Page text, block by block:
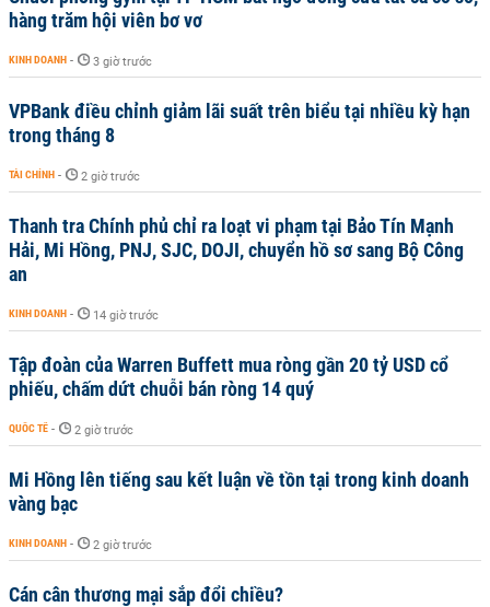
hàng trăm hội viên bơ vơ
KINH DOANH - 3 giờ trước
VPBank điều chỉnh giảm lãi suất trên biểu tại nhiều kỳ hạn
trong tháng 8
TÀI CHÍNH - 2 giờ trước
Thanh tra Chính phủ chỉ ra loạt vi phạm tại Bảo Tín Mạnh
Hải, Mi Hồng, PNJ, SJC, DOJI, chuyển hồ sơ sang Bộ Công
an
KINH DOANH - 14 giờ trước
Tập đoàn của Warren Buffett mua ròng gần 20 tỷ USD cổ
phiếu, chấm dứt chuỗi bán ròng 14 quý
QUỐC TẾ - 2 giờ trước
Mi Hồng lên tiếng sau kết luận về tồn tại trong kinh doanh
vàng bạc
KINH DOANH - 2 giờ trước
Cán cân thương mại sắp đổi chiều?